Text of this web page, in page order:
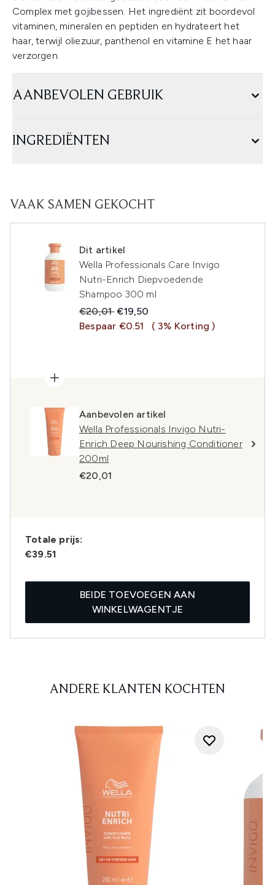
Complex met gojibessen. Het ingrediënt zit boordevol
vitaminen, mineralen en peptiden en hydrateert het
haar, terwijl oliezuur, panthenol en vitamine E het haar
verzorgen.
AANBEVOLEN GEBRUIK
INGREDIËNTEN
VAAK SAMEN GEKOCHT
Dit artikel
Wella Professionals Care Invigo
Nutri-Enrich Diepvoedende
Shampoo 300 ml
Recommended Retail Price:
€20,01Huidige prijs:
€19,50
Bespaar €0.51
( 3% Korting )
Aanbevolen artikel
Wella Professionals Invigo Nutri-
Enrich Deep Nourishing Conditioner
200ml
€20,01
Totale prijs:
€39.51
BEIDE TOEVOEGEN AAN
WINKELWAGENTJE
ANDERE KLANTEN KOCHTEN